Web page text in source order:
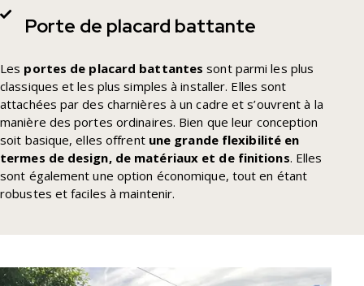
Porte de placard battante
Les portes de placard battantes sont parmi les plus
classiques et les plus simples à installer. Elles sont
attachées par des charnières à un cadre et s’ouvrent à la
manière des portes ordinaires. Bien que leur conception
soit basique, elles offrent une grande flexibilité en
termes de design, de matériaux et de finitions. Elles
sont également une option économique, tout en étant
robustes et faciles à maintenir.